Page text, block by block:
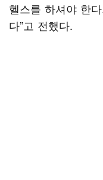
헬스를 하셔야 한
다”고 전했다.